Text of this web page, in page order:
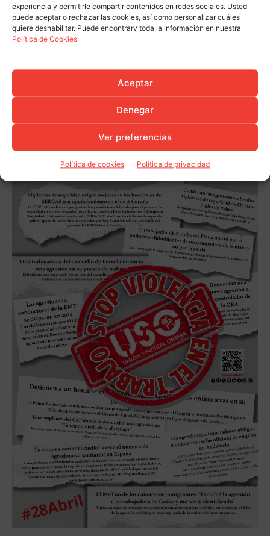
experiencia y permitirle compartir contenidos en redes sociales. Usted
puede aceptar o rechazar las cookies, así como personalizar cuáles
quiere deshabilitar. Puede encontrarv toda la información en nuestra
Política de Cookies
Aceptar
Denegar
Ver preferencias
Política de cookies Política de privacidad